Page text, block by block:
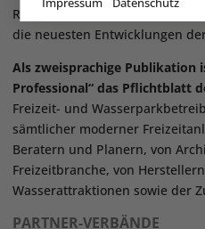
Redaktionsteam aktuelle
die neuesten Entwicklungen
Als zweisprachige Publikation
Professional“ das Pflichtblatt
Freizeit- und
sämtlicher moderner
Beratern und Planern, von
Freizeitbranche, von
Wasserattraktionen sowie der
PARTNER-VERBÄNDE